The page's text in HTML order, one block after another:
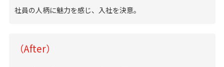
社員の人柄に魅力を感じ、入社を決意。
（After）